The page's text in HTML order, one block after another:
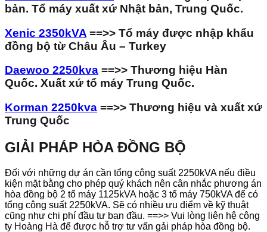
bản. Tổ máy xuất xứ Nhật bản, Trung Quốc.
Xenic 2350kVA ==>> Tổ máy được nhập khẩu
đồng bộ từ Châu Âu – Turkey
Daewoo 2250kva ==>> Thương hiệu Hàn
Quốc. Xuất xứ tổ máy Trung Quốc.
Korman 2250kva ==>> Thương hiệu và xuất xứ
Trung Quốc
GIẢI PHÁP HÒA ĐỒNG BỘ
Đối với những dự án cần tổng công suất 2250kVA nếu điều
kiện mặt bằng cho phép quý khách nên cân nhắc phương án
hòa đồng bộ 2 tổ máy 1125kVA hoặc 3 tổ máy 750kVA để có
tổng công suất 2250kVA. Sẽ có nhiều ưu điểm về kỹ thuật
cũng như chi phí đầu tư ban đầu. ==>> Vui lòng liên hệ công
ty Hoàng Hà để được hỗ trợ tư vấn gải pháp hòa đồng bộ.